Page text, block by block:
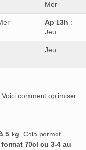
Mer
Ap 13h :
Jeu
Jeu
comment optimiser
5 kg . Cela permet
70cl ou 3-4 au